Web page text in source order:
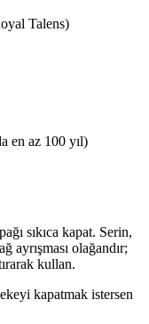
Talens)
en az 100 yıl)
sıkıca kapat. Serin,
ayrışması olağandır;
kullan.
kapatmak istersen